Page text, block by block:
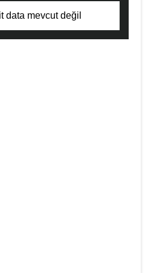
data mevcut değil